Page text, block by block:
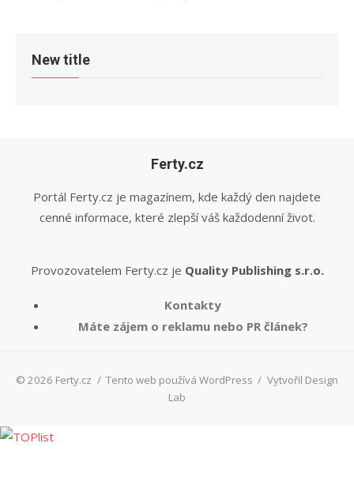
New title
Ferty.cz
Portál Ferty.cz je magazínem, kde každý den najdete
cenné informace, které zlepší váš každodenní život.
Provozovatelem Ferty.cz je Quality Publishing s.r.o.
Kontakty
Máte zájem o reklamu nebo PR článek?
© 2026 Ferty.cz / Tento web používá WordPress / Vytvořil Design
Lab